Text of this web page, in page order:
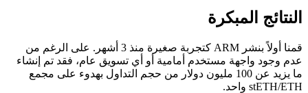
النتائج المبكرة
قمنا أولاً بنشر ARM كتجربة صغيرة منذ 3 أشهر. على الرغم من
عدم وجود واجهة مستخدم أمامية أو أي تسويق عام، فقد تم إنشاء
ما يزيد عن 100 مليون دولار من حجم التداول بهدوء على مجمع
stETH/ETH واحد.